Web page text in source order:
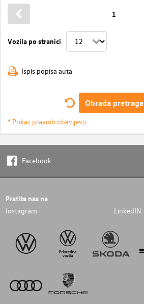
Vozila po stranici
1
Ispis popisa auta
Obrada pretrage
* Prikaz pravnih obavijesti
Facebook
Pratite nas na
Instagram LinkedIN